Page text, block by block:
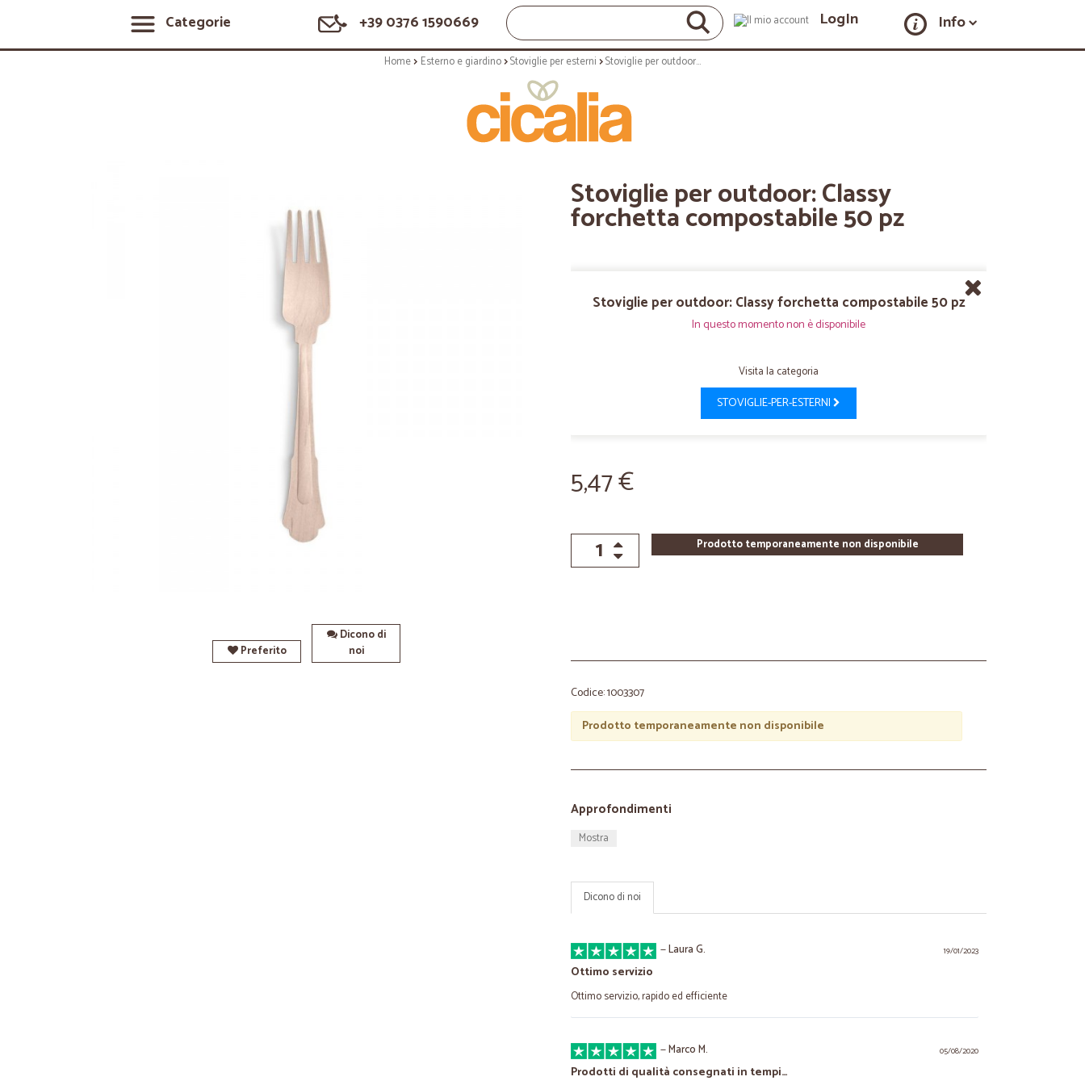
Categorie +39 0376 1590669 LogIn Info
Home Esterno e giardino Stoviglie per esterni Stoviglie per outdoor: Classy forchetta compostabile 50 pz
Preferito
Dicono di
noi
Stoviglie per outdoor: Classy
forchetta compostabile 50 pz
Stoviglie per outdoor: Classy forchetta compostabile 50 pz
In questo momento non è disponibile
Visita la categoria
STOVIGLIE-PER-ESTERNI
5,47 €
Prodotto temporaneamente non disponibile
Codice: 1003307
Prodotto temporaneamente non disponibile
Approfondimenti
Mostra
Dicono di noi
19/01/2023
—Laura G.
Ottimo servizio
Ottimo servizio, rapido ed efficiente
05/08/2020
—Marco M.
Prodotti di qualità consegnati in tempi…